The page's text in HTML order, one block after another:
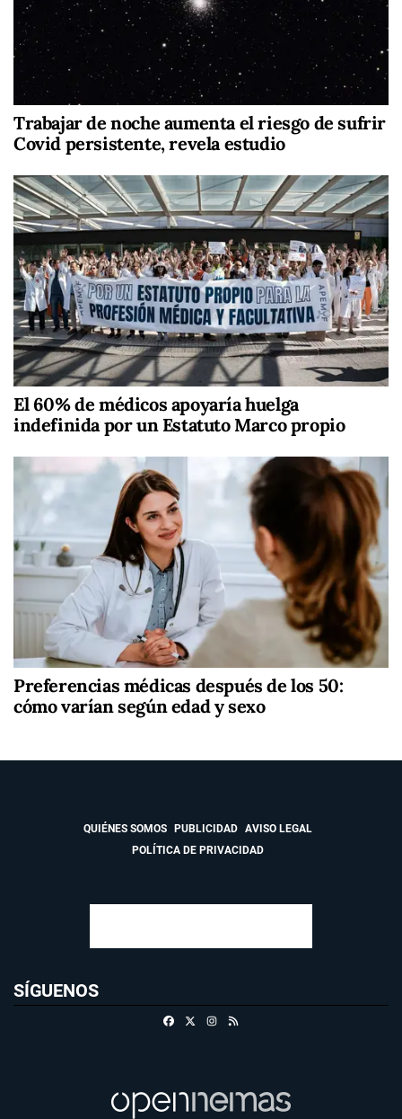
Trabajar de noche aumenta el riesgo de sufrir
Covid persistente, revela estudio
El 60% de médicos apoyaría huelga
indefinida por un Estatuto Marco propio
Preferencias médicas después de los 50:
cómo varían según edad y sexo
QUIÉNES SOMOS PUBLICIDAD
AVISO LEGAL
POLÍTICA DE PRIVACIDAD
SÍGUENOS
FacebookInstagram